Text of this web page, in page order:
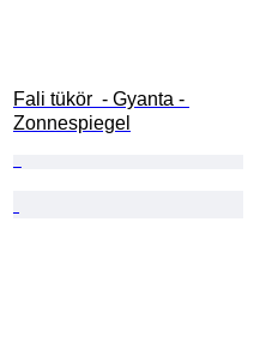
Fali tükör  - Gyanta -
Zonnespiegel